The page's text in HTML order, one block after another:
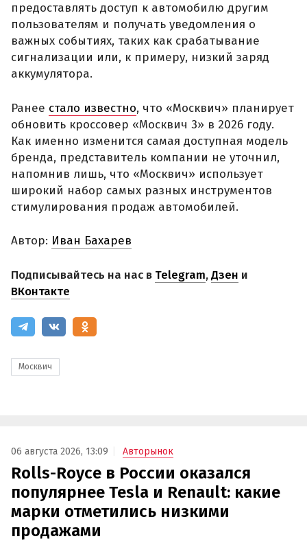
предоставлять доступ к автомобилю другим
пользователям и получать уведомления о
важных событиях, таких как срабатывание
сигнализации или, к примеру, низкий заряд
аккумулятора.
Ранее стало известно, что «Москвич» планирует
обновить кроссовер «Москвич 3» в 2026 году.
Как именно изменится самая доступная модель
бренда, представитель компании не уточнил,
напомнив лишь, что «Москвич» использует
широкий набор самых разных инструментов
стимулирования продаж автомобилей.
Автор: Иван Бахарев
Подписывайтесь на нас в Telegram,Дзен и
ВКонтакте
Москвич
06 августа 2026, 13:09 Авторынок
Rolls-Royce в России оказался
популярнее Tesla и Renault: какие
марки отметились низкими
продажами